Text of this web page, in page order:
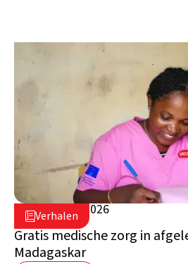
Verhalen
25 februari 2026
Madagaskar
Gratis medische zorg in
Madagaskar